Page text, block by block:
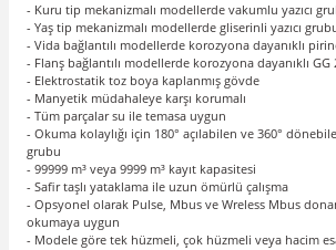
- Kuru tip mekanizmalı modellerde vakumlu yazıcı
- Yaş tip mekanizmalı modellerde gliserinli yazıcı
- Vida bağlantılı modellerde korozyona dayanıklı
- Flanş bağlantılı modellerde korozyona dayanıklı
- Elektrostatik toz boya kaplanmış gövde
- Manyetik müdahaleye karşı korumalı
- Tüm parçalar su ile temasa uygun
- Okuma kolaylığı için 180° açılabilen ve 360°
grubu
- 99999 m³ veya 9999 m³ kayıt kapasitesi
- Safir taşlı yataklama ile uzun ömürlü çalışma
- Opsyonel olarak Pulse, Mbus ve Wreless Mbus
okumaya uygun
- Modele göre tek hüzmeli, çok hüzmeli veya hacim